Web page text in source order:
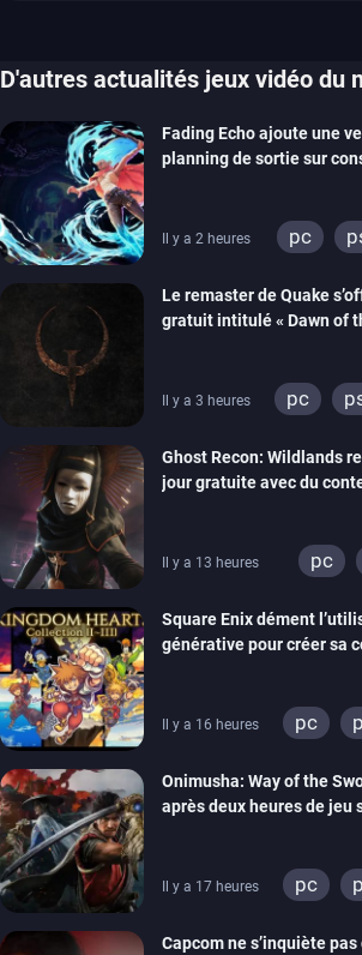
D'autres actualités jeux vidéo du
Fading Echo ajoute une
planning de sortie sur
Il y a 2 heures pc
Le remaster de Quake
gratuit intitulé « Dawn of
Il y a 3 heures pc
xbox
Ghost Recon: Wildlands
jour gratuite avec du
Il y a 13 heures pc
Square Enix dément
générative pour créer sa
Il y a 16 heures pc
Onimusha: Way of the
après deux heures de jeu
Il y a 17 heures pc
Capcom ne s’inquiète pas